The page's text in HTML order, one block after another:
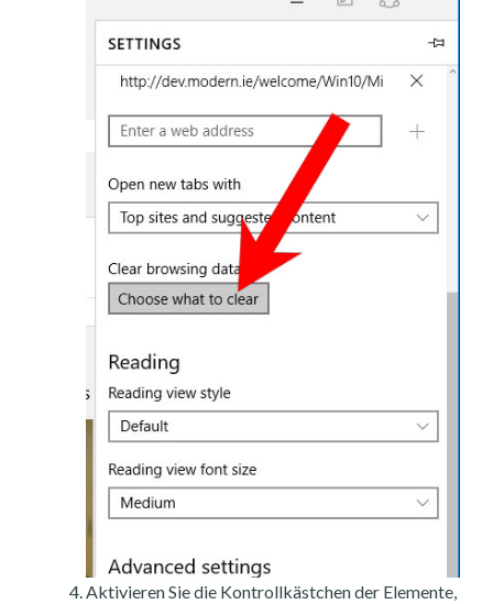
Aktivieren Sie die Kontrollkästchen der Elemente,